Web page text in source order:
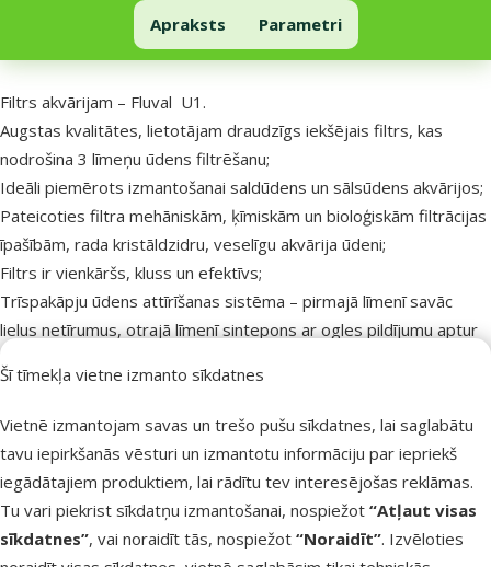
Šī tīmekļa vietne izmanto sīkdatnes
Vietnē izmantojam savas un trešo pušu sīkdatnes, lai saglabātu
tavu iepirkšanās vēsturi un izmantotu informāciju par iepriekš
iegādātajiem produktiem, lai rādītu tev interesējošas reklāmas.
Tu vari piekrist sīkdatņu izmantošanai, nospiežot “Atļaut visas
sīkdatnes”, vai noraidīt tās, nospiežot “Noraidīt”. Izvēloties
Filtrs akvārijam – Fluval U1
Apraksts Parametri
Uz lapas sākumu
superzoo.product.detail.content
Filtrs akvārijam – Fluval U1.
Augstas kvalitātes, lietotājam draudzīgs iekšējais filtrs, kas
nodrošina 3 līmeņu ūdens filtrēšanu;
Ideāli piemērots izmantošanai saldūdens un sālsūdens akvārijos;
Pateicoties filtra mehāniskām, ķīmiskām un bioloģiskām filtrācijas
īpašībām, rada kristāldzidru, veselīgu akvārija ūdeni;
Filtrs ir vienkāršs, kluss un efektīvs;
Trīspakāpju ūdens attīrīšanas sistēma – pirmajā līmenī savāc
lielus netīrumus, otrajā līmenī sintepons ar ogles pildījumu aptur
smalkus netīrumus un ķīmiskos piemaisījumus, kā arī padara
ūdeni dzidrāku, bet trešajā līmenī tiek stabilizēts ūdens
Viegli uzstādīt un uzturēt;
Piemērots akvārijiem ar tilpumu līdz 55 litriem.
Parametri
Ūdens plūsmas regulēšana
Jā